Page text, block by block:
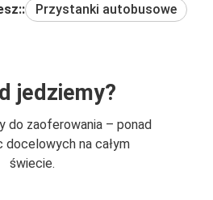
Przystanki autobusowe
jedziemy?
do zaoferowania – ponad
docelowych na całym
świecie.